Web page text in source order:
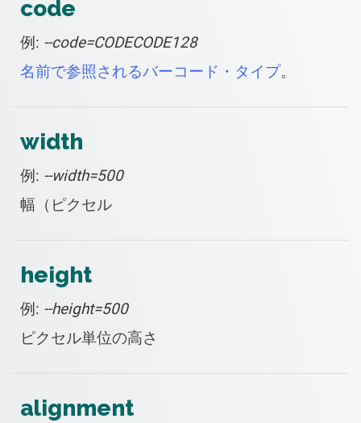
code
例: --code=CODECODE128
名前で参照されるバーコード・タイプ。
width
例: --width=500
幅（ピクセル
height
例: --height=500
ピクセル単位の高さ
alignment